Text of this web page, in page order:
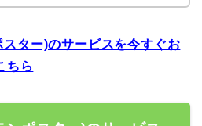
ター)のサービスを今すぐお
ちら